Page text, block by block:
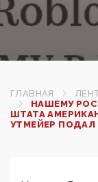
ГЛАВНАЯ
НАШЕМУ
ШТАТА
УТМЕЙЕР ПОДАЛ